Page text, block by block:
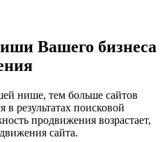
Вашего бизнеса
нише, тем больше сайтов
результатах поисковой
продвижения возрастает,
сайта.